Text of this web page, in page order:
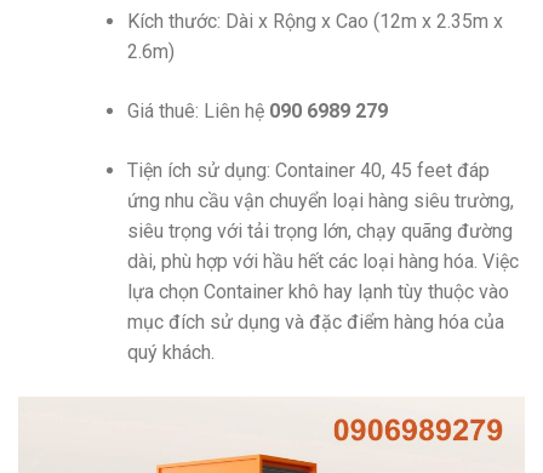
Kích thước: Dài x Rộng x Cao (12m x 2.35m x
2.6m)
Giá thuê: Liên hệ 090 6989 279
Tiện ích sử dụng: Container 40, 45 feet đáp
ứng nhu cầu vận chuyển loại hàng siêu trường,
siêu trọng với tải trọng lớn, chạy quãng đường
dài, phù hợp với hầu hết các loại hàng hóa. Việc
lựa chọn Container khô hay lạnh tùy thuộc vào
mục đích sử dụng và đặc điểm hàng hóa của
quý khách.